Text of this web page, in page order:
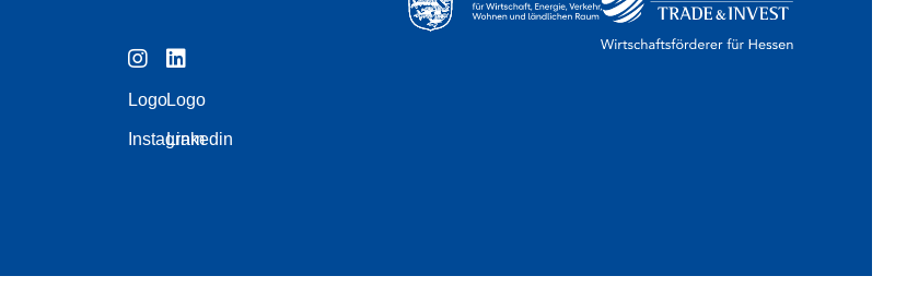
Logo
Instagram
Logo
Linkedin